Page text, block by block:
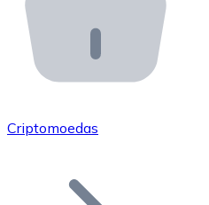
API Bitnovo
Integre nossa API no seu
Junte-se à nossa rede
Adicione o token do seu
Criptomoedas